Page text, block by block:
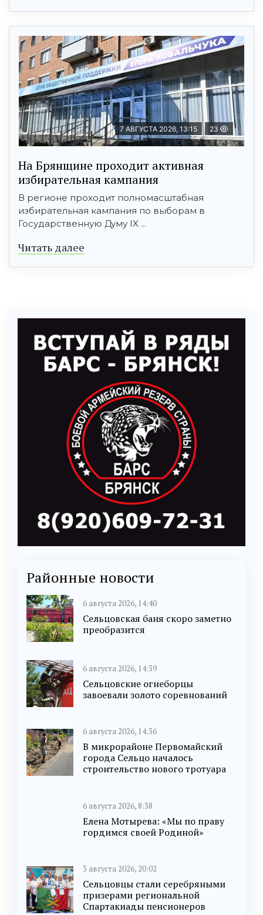
7 АВГУСТА 2026, 13:15 23
На Брянщине проходит активная
избирательная кампания
В регионе проходит полномасштабная
избирательная кампания по выборам в
Государственную Думу IX ...
Читать далее
Районные новости
6 августа 2026, 14:40
Сельцовская баня скоро заметно
преобразится
6 августа 2026, 14:39
Сельцовские огнеборцы
завоевали золото соревнований
6 августа 2026, 14:36
В микрорайоне Первомайский
города Сельцо началось
строительство нового тротуара
6 августа 2026, 8:38
Елена Мотырева: «Мы по праву
гордимся своей Родиной»
3 августа 2026, 20:02
Сельцовцы стали серебряными
призерами региональной
Спартакиады пенсионеров